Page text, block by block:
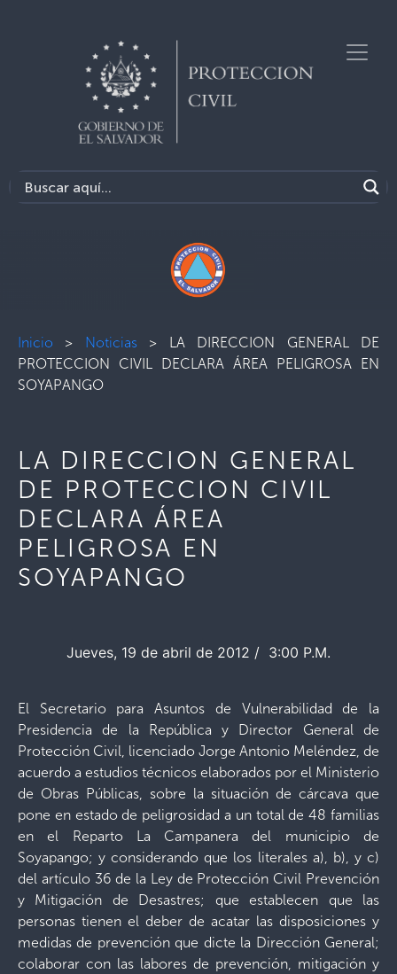
Inicio > Noticias> LA DIRECCION GENERAL DE
PROTECCION CIVIL DECLARA ÁREA PELIGROSA EN
SOYAPANGO
LA DIRECCION GENERAL
DE PROTECCION CIVIL
DECLARA ÁREA
PELIGROSA EN
SOYAPANGO
Jueves, 19 de abril de 2012 / 3:00 P.M.
El Secretario para Asuntos de Vulnerabilidad de la
Presidencia de la República y Director General de
Protección Civil, licenciado Jorge Antonio Meléndez, de
acuerdo a estudios técnicos elaborados por el Ministerio
de Obras Públicas, sobre la situación de cárcava que
pone en estado de peligrosidad a un total de 48 familias
en el Reparto La Campanera del municipio de
Soyapango; y considerando que los literales a), b), y c)
del artículo 36 de la Ley de Protección Civil Prevención
y Mitigación de Desastres; que establecen que las
personas tienen el deber de acatar las disposiciones y
medidas de prevención que dicte la Dirección General;
colaborar con las labores de prevención, mitigación y